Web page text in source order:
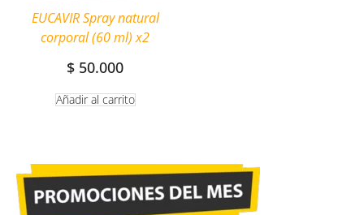
EUCAVIR Spray natural
corporal (60 ml) x2
$ 50.000
Añadir al carrito